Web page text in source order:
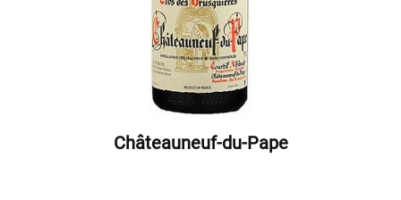
Châteauneuf-du-Pape